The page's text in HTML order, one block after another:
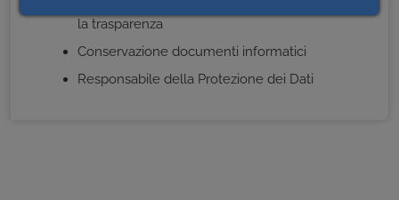
la trasparenza
Conservazione documenti informatici
Responsabile della Protezione dei Dati